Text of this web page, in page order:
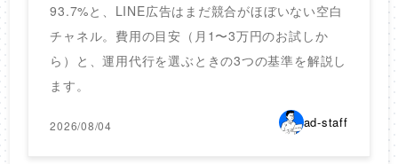
93.7%と、LINE広告はまだ競合がほぼいない空白
チャネル。費用の目安（月1〜3万円のお試しか
ら）と、運用代行を選ぶときの3つの基準を解説し
ます。
2026/08/04 ad-staff